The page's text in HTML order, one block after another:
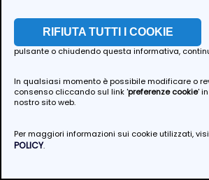
RIFIUTA TUTTI I COOKIE
pulsante o chiudendo questa informativa,
In qualsiasi momento è possibile modificare o
consenso cliccando sul link 'preferenze cookie'
nostro sito web.
Per maggiori informazioni sui cookie utilizzati,
POLICY.
PROMOTER ABRUZZO COOPERATIVA
Via